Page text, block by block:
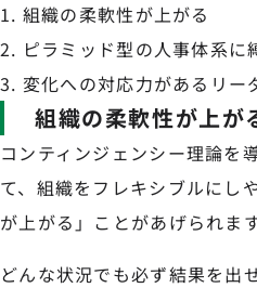
組織の柔軟性が上がる
ピラミッド型の人事体系に
変化への対応力があるリー
組織の柔軟性が上が
コンティンジェンシー理論を
て、組織をフレキシブルにし
が上がる」ことがあげられます
どんな状況でも必ず結果を出